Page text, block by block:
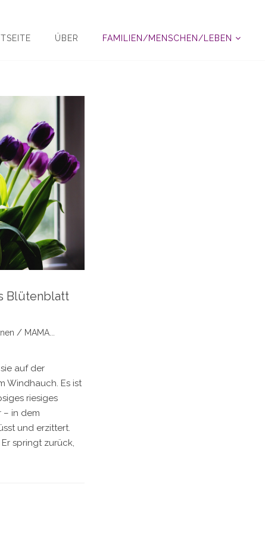
ÜBER FAMILIEN/MENSCHEN/LEBEN
Blütenblatt
/ MAMA...
auf der
Windhauch. Es ist
riesiges
– in dem
und erzittert.
springt zurück,